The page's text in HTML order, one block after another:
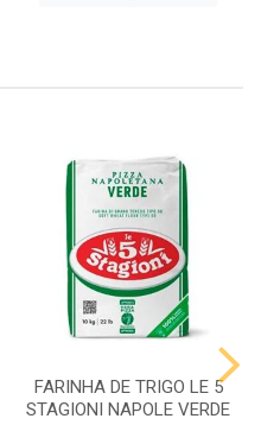
FARINHA DE TRIGO LE 5
STAGIONI NAPOLE VERDE